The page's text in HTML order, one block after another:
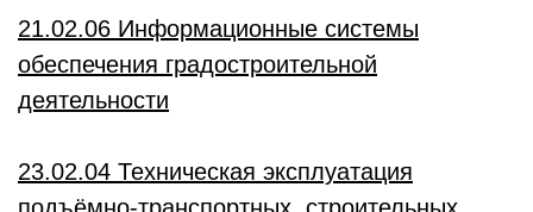
21.02.06 Информационные системы
обеспечения градостроительной
деятельности
23.02.04 Техническая эксплуатация